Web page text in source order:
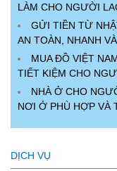
LÀM CHO NGƯỜI
GỬI TIỀN TỪ
AN TOÀN, NHANH
MUA ĐỒ VIỆT
TIẾT KIỆM CHO
NHÀ Ở CHO
NƠI Ở PHÙ HỢP VÀ
DỊCH VỤ